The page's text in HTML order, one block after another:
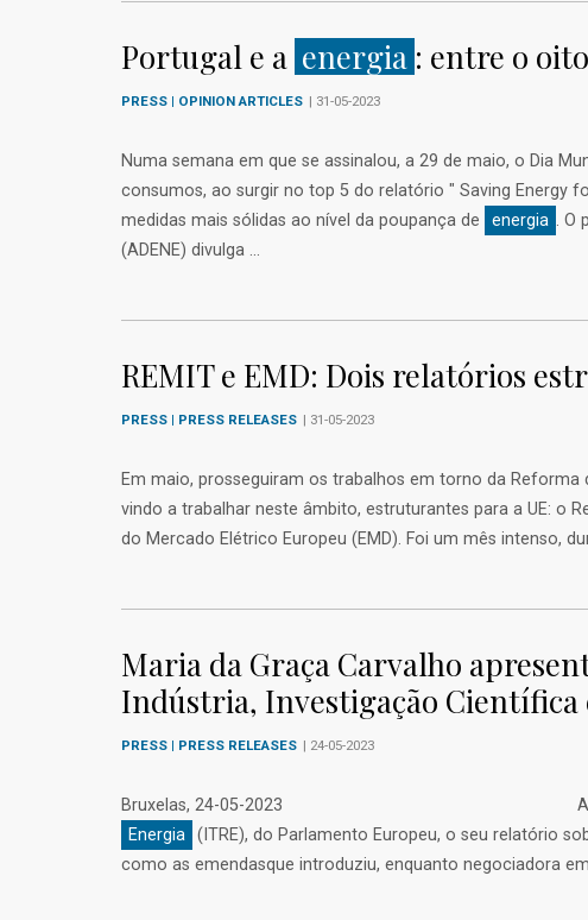
Portugal e a energia : entre o
PRESS | OPINION ARTICLES | 31-05-2023
Numa semana em que se assinalou, a 29 de maio, o Dia
consumos, ao surgir no top 5 do relatório " Saving Energy
medidas mais sólidas ao nível da poupança de
energia . O
(ADENE) divulga ...
REMIT e EMD: Dois relatórios
PRESS | PRESS RELEASES | 31-05-2023
Em maio, prosseguiram os trabalhos em torno da Reforma
vindo a trabalhar neste âmbito, estruturantes para a UE: o
do Mercado Elétrico Europeu (EMD). Foi um mês intenso,
Maria da Graça Carvalho
Indústria, Investigação Científica
PRESS | PRESS RELEASES | 24-05-2023
Bruxelas, 24-05-2023 A eurodeputada do
Energia (ITRE), do Parlamento Europeu, o seu relatório
como as emendasque introduziu, enquanto negociadora